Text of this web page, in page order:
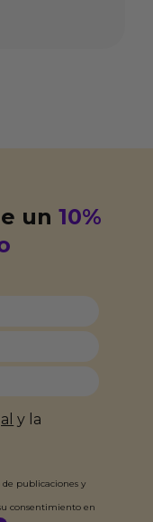
un10%
y la
de publicaciones y
consentimiento en